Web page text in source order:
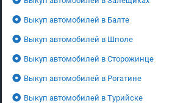
Выкуп автомобилей в Балте
Выкуп автомобилей в Шполе
Выкуп автомобилей в Сторожинце
Выкуп автомобилей в Рогатине
Выкуп автомобилей в Турийске